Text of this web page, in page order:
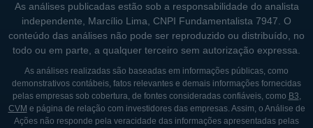
distribuída entre acionistas que incluem tanto
investidores privados quanto institucionais,
resultando em uma governança corporativa
mista. A estrutura acionária da companhia
garante um equilíbrio nas decisões tomadas,
possibilitando que diferentes pontos de vista
sejam levados em consideração nas
As análises publicadas estão sob a responsabilidade do analista
independente, Marcílio Lima, CNPI Fundamentalista 7947. O
conteúdo das análises não pode ser reproduzido ou distribuído, no
todo ou em parte, a qualquer terceiro sem autorização expressa.
As análises realizadas são baseadas em informações públicas, como
demonstrativos contábeis, fatos relevantes e demais informações fornecidas
pelas empresas sob cobertura, de fontes consideradas confiáveis, como B3,
CVM e página de relação com investidores das empresas. Assim, o Análise de
Ações não responde pela veracidade das informações apresentadas pelas